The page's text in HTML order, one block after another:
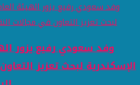
وفد سعودي رفيع يزور
الإسكندرية لبحث تعزيز